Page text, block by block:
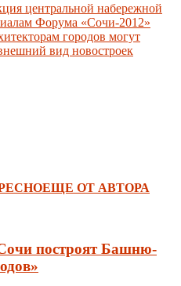
центральной набережной
Форума «Сочи-2012»
городов могут
вид новостроек
ЕЩЕ ОТ АВТОРА
построят Башню-